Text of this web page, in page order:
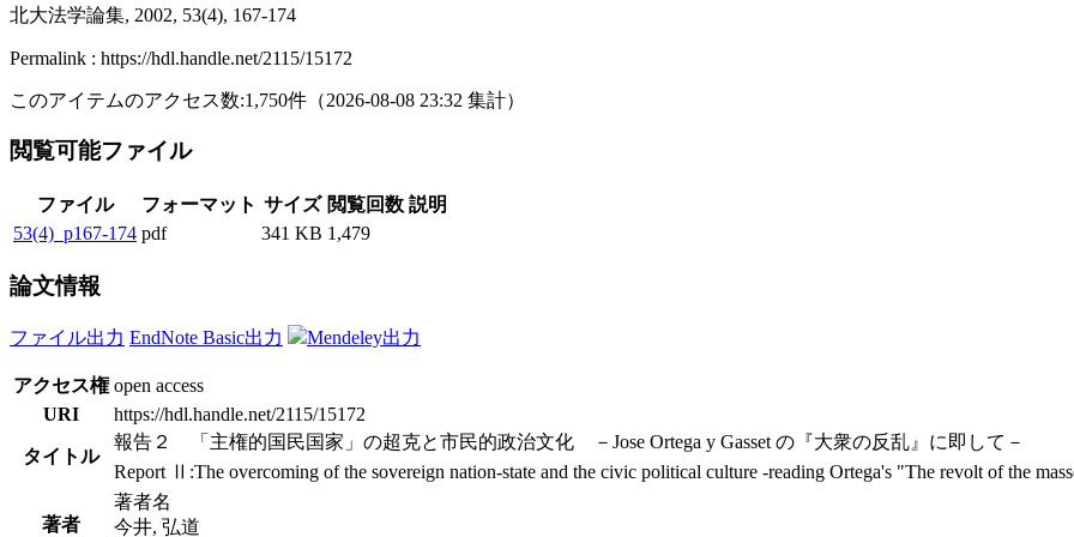
北大法学論集, 2002, 53(4), 167-174
Permalink : https://hdl.handle.net/2115/15172
このアイテムのアクセス数:1,750件 （2026-08-08 23:32 集計）
閲覧可能ファイル
ファイル フォーマット サイズ 閲覧回数 説明
53(4)_p167-174 pdf 341 KB 1,479
論文情報
ファイル出力 EndNote Basic出力 Mendeley出力
アクセス権 open access
URI
https://hdl.handle.net/2115/15172
タイトル
報告２ 「主権的国民国家」の超克と市民的政治文化 －Jose Ortega y Gasset の『大衆の反乱』に即して－
Report Ⅱ:The overcoming of the sovereign nation-state and the civic political culture -reading Ortega's "The revolt of the
著者
著者名
今井, 弘道